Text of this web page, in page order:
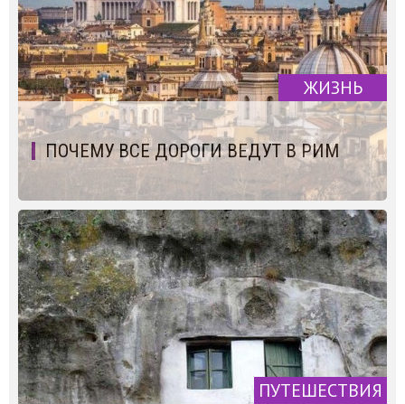
ЖИЗНЬ
ПОЧЕМУ ВСЕ ДОРОГИ ВЕДУТ В РИМ
ПУТЕШЕСТВИЯ